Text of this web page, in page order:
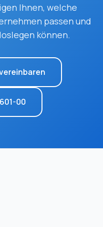
Ihnen, welche
passen und
können.
00